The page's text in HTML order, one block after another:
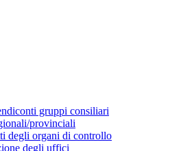
gruppi consiliari
provinciali
degli organi di controllo
degli uffici